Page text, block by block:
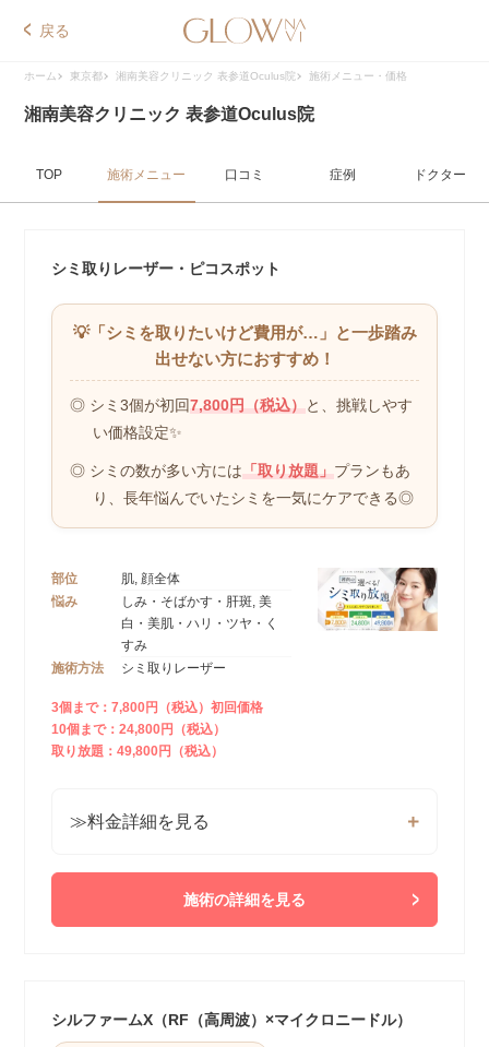
戻る
ホーム 東京都 湘南美容クリニック 表参道Oculus院 施術メニュー・価格
湘南美容クリニック 表参道Oculus院
TOP 施術メニュー 口コミ 症例 ドクター
シミ取りレーザー・ピコスポット
💡「シミを取りたいけど費用が…」 と一歩踏み
出せない方におすすめ！
◎ シミ3個が初回7,800円（税込）と、挑戦しやす
い価格設定✨
◎ シミの数が多い方には「取り放題」プランもあ
り、長年悩んでいたシミを一気にケアできる◎
部位
肌, 顔全体
悩み
しみ・そばかす・肝斑, 美
白・美肌・ハリ・ツヤ・く
すみ
施術方法
シミ取りレーザー
3個まで：7,800円（税込）初回価格
10個まで：24,800円（税込）
取り放題：49,800円（税込）
≫料金詳細を見る
施術の詳細を見る
シルファームX（RF（高周波）×マイクロニードル）